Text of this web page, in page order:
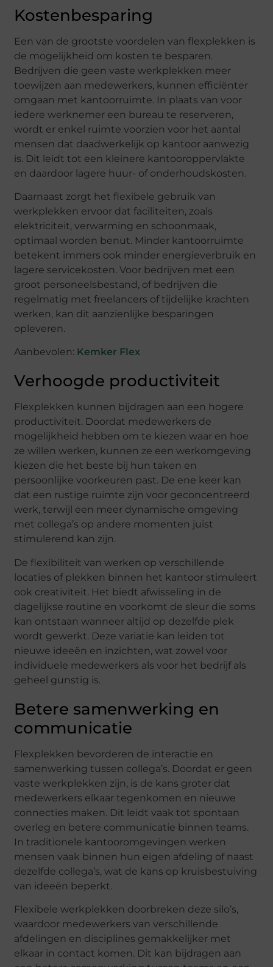
Kostenbesparing
Een van de grootste voordelen van flexplekken is
de mogelijkheid om kosten te besparen.
Bedrijven die geen vaste werkplekken meer
toewijzen aan medewerkers, kunnen efficiënter
omgaan met kantoorruimte. In plaats van voor
iedere werknemer een bureau te reserveren,
wordt er enkel ruimte voorzien voor het aantal
mensen dat daadwerkelijk op kantoor aanwezig
is. Dit leidt tot een kleinere kantooroppervlakte
en daardoor lagere huur- of onderhoudskosten.
Daarnaast zorgt het flexibele gebruik van
werkplekken ervoor dat faciliteiten, zoals
elektriciteit, verwarming en schoonmaak,
optimaal worden benut. Minder kantoorruimte
betekent immers ook minder energieverbruik en
lagere servicekosten. Voor bedrijven met een
groot personeelsbestand, of bedrijven die
regelmatig met freelancers of tijdelijke krachten
werken, kan dit aanzienlijke besparingen
opleveren.
Aanbevolen: Kemker Flex
Verhoogde productiviteit
Flexplekken kunnen bijdragen aan een hogere
productiviteit. Doordat medewerkers de
mogelijkheid hebben om te kiezen waar en hoe
ze willen werken, kunnen ze een werkomgeving
kiezen die het beste bij hun taken en
persoonlijke voorkeuren past. De ene keer kan
dat een rustige ruimte zijn voor geconcentreerd
werk, terwijl een meer dynamische omgeving
met collega’s op andere momenten juist
stimulerend kan zijn.
De flexibiliteit van werken op verschillende
locaties of plekken binnen het kantoor stimuleert
ook creativiteit. Het biedt afwisseling in de
dagelijkse routine en voorkomt de sleur die soms
kan ontstaan wanneer altijd op dezelfde plek
wordt gewerkt. Deze variatie kan leiden tot
nieuwe ideeën en inzichten, wat zowel voor
individuele medewerkers als voor het bedrijf als
geheel gunstig is.
Betere samenwerking en
communicatie
Flexplekken bevorderen de interactie en
samenwerking tussen collega’s. Doordat er geen
vaste werkplekken zijn, is de kans groter dat
medewerkers elkaar tegenkomen en nieuwe
connecties maken. Dit leidt vaak tot spontaan
overleg en betere communicatie binnen teams.
In traditionele kantooromgevingen werken
mensen vaak binnen hun eigen afdeling of naast
dezelfde collega’s, wat de kans op kruisbestuiving
van ideeën beperkt.
Flexibele werkplekken doorbreken deze silo’s,
waardoor medewerkers van verschillende
afdelingen en disciplines gemakkelijker met
elkaar in contact komen. Dit kan bijdragen aan